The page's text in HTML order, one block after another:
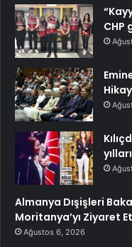
Almanya Dışişleri
Moritanya’yı Ziyaret
Ağustos 6, 2026